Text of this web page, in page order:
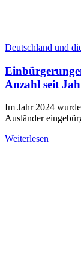
Deutschland und
Anzahl seit
Im Jahr 2024
Ausländer
Weiterlesen